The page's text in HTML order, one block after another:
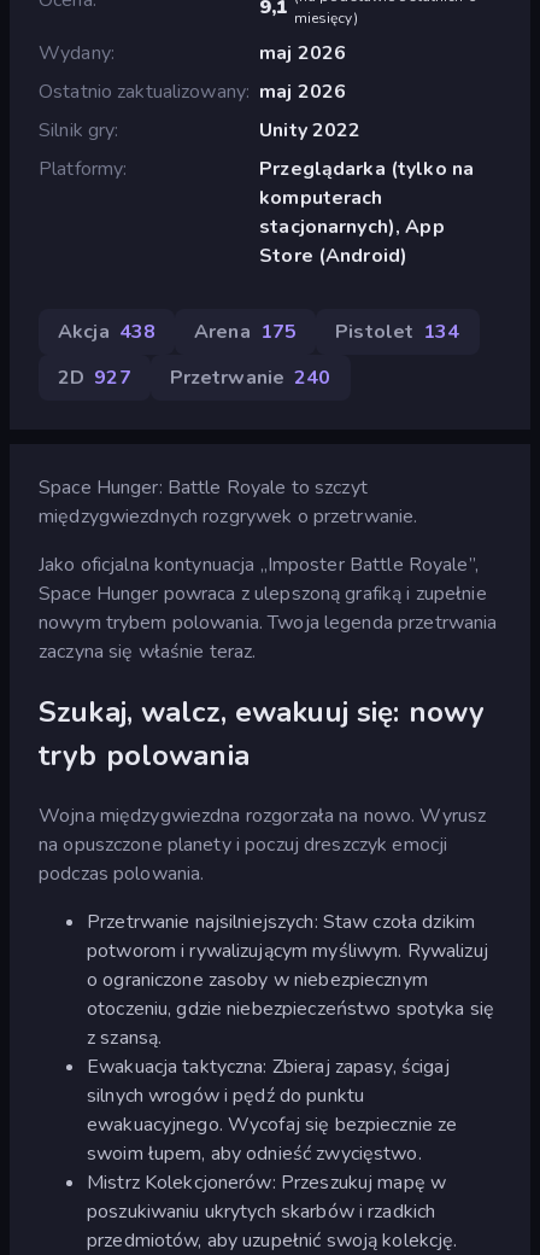
9,1 miesięcy)
Wydany
maj 2026
Ostatnio zaktualizowany maj 2026
Silnik gry
Unity 2022
Platformy
Przeglądarka (tylko na
komputerach
stacjonarnych), App
Store (Android)
Akcja 438 Arena 175 Pistolet 134
2D 927 Przetrwanie 240
Space Hunger: Battle Royale to szczyt
międzygwiezdnych rozgrywek o przetrwanie.
Jako oficjalna kontynuacja „Imposter Battle Royale”,
Space Hunger powraca z ulepszoną grafiką i zupełnie
nowym trybem polowania. Twoja legenda przetrwania
zaczyna się właśnie teraz.
Szukaj, walcz, ewakuuj się: nowy
tryb polowania
Wojna międzygwiezdna rozgorzała na nowo. Wyrusz
na opuszczone planety i poczuj dreszczyk emocji
podczas polowania.
Przetrwanie najsilniejszych: Staw czoła dzikim
potworom i rywalizującym myśliwym. Rywalizuj
o ograniczone zasoby w niebezpiecznym
otoczeniu, gdzie niebezpieczeństwo spotyka się
z szansą.
Ewakuacja taktyczna: Zbieraj zapasy, ścigaj
silnych wrogów i pędź do punktu
ewakuacyjnego. Wycofaj się bezpiecznie ze
swoim łupem, aby odnieść zwycięstwo.
Mistrz Kolekcjonerów: Przeszukuj mapę w
poszukiwaniu ukrytych skarbów i rzadkich
przedmiotów, aby uzupełnić swoją kolekcję.